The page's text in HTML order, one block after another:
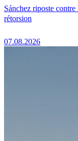
Sánchez riposte
rétorsion
07.08.2026